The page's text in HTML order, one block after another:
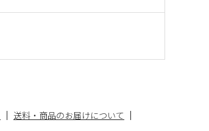
送料・商品のお届けについて